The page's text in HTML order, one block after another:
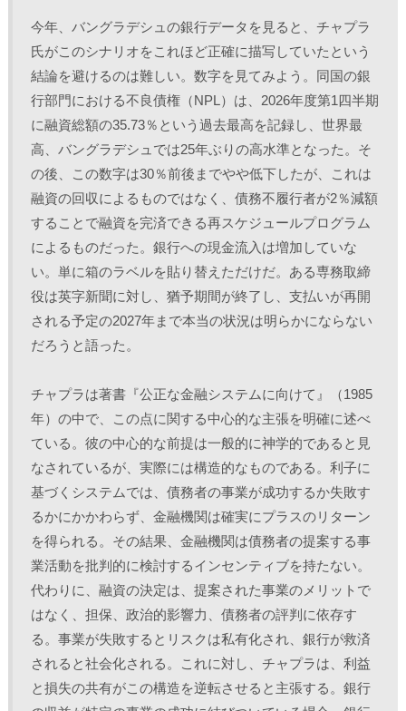
ド
ウ
開
ま
す
)
今年、バングラデシュの銀行データを見ると、チャプラ
氏がこのシナリオをこれほど正確に描写していたという
結論を避けるのは難しい。数字を見てみよう。同国の銀
行部門における不良債権（NPL）は、2026年度第1四半期
に融資総額の35.73％という過去最高を記録し、世界最
高、バングラデシュでは25年ぶりの高水準となった。そ
の後、この数字は30％前後までやや低下したが、これは
融資の回収によるものではなく、債務不履行者が2％減額
することで融資を完済できる再スケジュールプログラム
によるものだった。銀行への現金流入は増加していな
い。単に箱のラベルを貼り替えただけだ。ある専務取締
役は英字新聞に対し、猶予期間が終了し、支払いが再開
される予定の2027年まで本当の状況は明らかにならない
だろうと語った。
チャプラは著書『公正な金融システムに向けて』（1985
年）の中で、この点に関する中心的な主張を明確に述べ
ている。彼の中心的な前提は一般的に神学的であると見
なされているが、実際には構造的なものである。利子に
基づくシステムでは、債務者の事業が成功するか失敗す
るかにかかわらず、金融機関は確実にプラスのリターン
を得られる。その結果、金融機関は債務者の提案する事
業活動を批判的に検討するインセンティブを持たない。
代わりに、融資の決定は、提案された事業のメリットで
はなく、担保、政治的影響力、債務者の評判に依存す
る。事業が失敗するとリスクは私有化され、銀行が救済
されると社会化される。これに対し、チャプラは、利益
と損失の共有がこの構造を逆転させると主張する。銀行